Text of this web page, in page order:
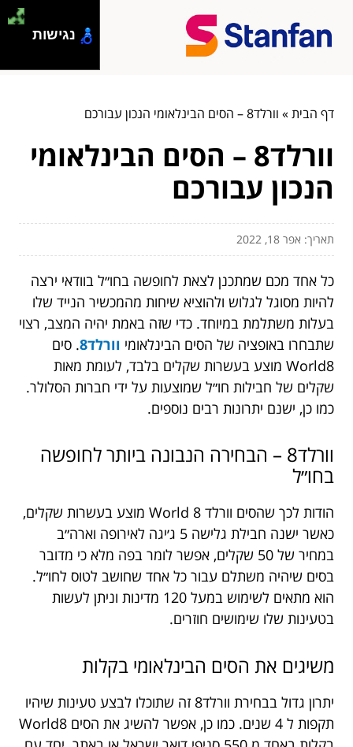
דף הבית» וורלד8 – הסים הבינלאומי הנכון עבורכם
וורלד8 – הסים הבינלאומי
הנכון עבורכם
תאריך: אפר 18, 2022
כל אחד מכם שמתכנן לצאת לחופשה בחו״ל בוודאי ירצה
להיות מסוגל לגלוש ולהוציא שיחות מהמכשיר הנייד שלו
בעלות משתלמת במיוחד. כדי שזה באמת יהיה המצב, רצוי
שתבחרו באופציה של הסים הבינלאומי וורלד8 . סים
World8 מוצע בעשרות שקלים בלבד, לעומת מאות
שקלים של חבילות חו״ל שמוצעות על ידי חברות הסלולר.
כמו כן, ישנם יתרונות רבים נוספים.
וורלד8 – הבחירה הנבונה ביותר לחופשה
בחו״ל
הודות לכך שהסים וורלד 8 World מוצע בעשרות שקלים,
כאשר ישנה חבילת גלישה 5 ג׳יגה לאירופה וארה״ב
במחיר של 50 שקלים, אפשר לומר בפה מלא כי מדובר
בסים שיהיה משתלם עבור כל אחד שחושב לטוס לחו״ל.
הוא מתאים לשימוש במעל 120 מדינות וניתן לעשות
בטעינות שלו שימושים חוזרים.
משיגים את הסים הבינלאומי בקלות
יתרון גדול בבחירת וורלד8 זה שתוכלו לבצע טעינות שיהיו
תקפות ל 4 שנים. כמו כן, אפשר להשיג את הסים World8
נגישות